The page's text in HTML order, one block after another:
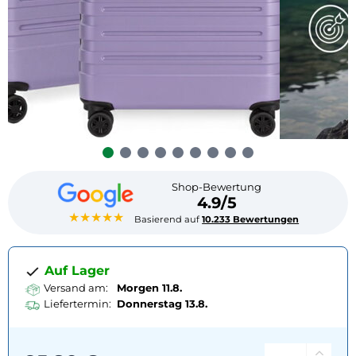
★★★★★
Shop-Bewertung
4.9/5
Basierend auf10.233 Bewertungen
Auf Lager
Versand am:
Morgen 11.8.
Liefertermin: Donnerstag 13.8.